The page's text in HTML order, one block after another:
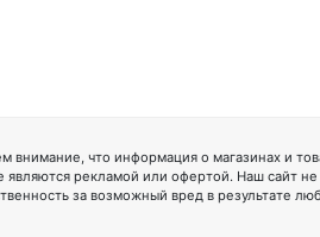
что информация о магазинах и
рекламой или офертой. Наш сайт
за возможный вред в результате